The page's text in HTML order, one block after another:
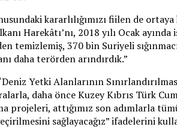
kararlılığımızı fiilen de
Harekâtı’nı, 2018 yılı Ocak
370 bin Suriyeli
daha terörden arındırdık.”
Yetki Alanlarının
daha önce Kuzey Kıbrıs Türk
projeleri, attığımız son adımlarla
sağlayacağız” ifadelerini